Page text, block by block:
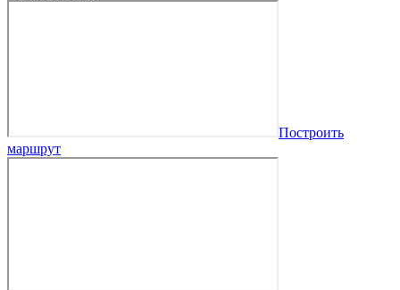
Построить
маршрут